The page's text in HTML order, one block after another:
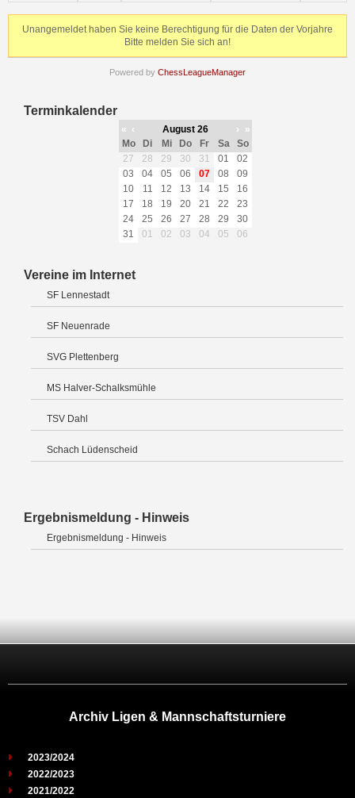
Unangemeldet haben Sie keine Berechtigung für die Daten der Vorjahre
Bitte melden Sie sich an!
Powered by ChessLeagueManager
Terminkalender
« ‹ August 26 ›
»
Mo
Di Mi Do Fr Sa
So
27
28 29 30 31 01
02
03
04 05 06 07 08
09
10
11 12 13 14 15
16
17
18 19 20 21 22
23
24
25 26 27 28 29
30
31
01 02 03 04 05 06
Vereine im Internet
SF Lennestadt
SF Neuenrade
SVG Plettenberg
MS Halver-Schalksmühle
TSV Dahl
Schach Lüdenscheid
Ergebnismeldung - Hinweis
Ergebnismeldung - Hinweis
Archiv Ligen & Mannschaftsturniere
2023/2024
2022/2023
2021/2022